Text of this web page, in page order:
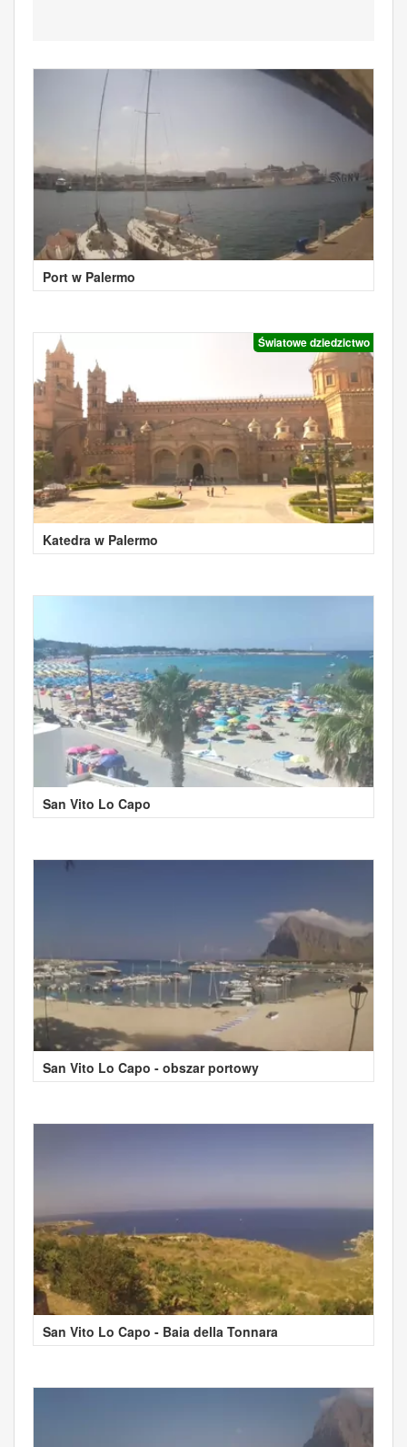
Port w Palermo
Światowe dziedzictwo
Katedra w Palermo
San Vito Lo Capo
San Vito Lo Capo - obszar portowy
San Vito Lo Capo - Baia della Tonnara